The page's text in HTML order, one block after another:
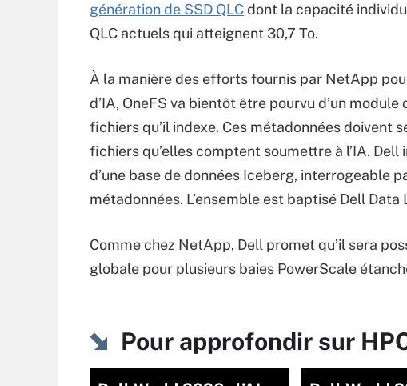
génération de SSD QLCdont la capacité
QLC actuels qui atteignent 30,7 To.
À la manière des efforts fournis par NetApp
d’IA, OneFS va bientôt être pourvu d’un
fichiers qu’il indexe. Ces métadonnées doivent
fichiers qu’elles comptent soumettre à l’IA.
d’une base de données Iceberg, interrogeable
métadonnées. L’ensemble est baptisé Dell Data
Comme chez NetApp, Dell promet qu’il sera
globale pour plusieurs baies PowerScale
Pour approfondir sur